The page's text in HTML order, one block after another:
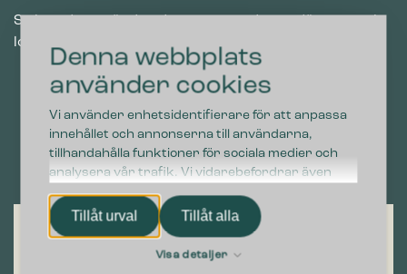
Denna webbplats
använder cookies
Vi använder enhetsidentifierare för att anpassa
innehållet och annonserna till användarna,
tillhandahålla funktioner för sociala medier och
analysera vår trafik. Vi vidarebefordrar även
sådana identifierare och annan information från
din enhet till de sociala medier och annons- och
analysföretag som vi samarbetar med. Dessa kan
i sin tur kombinera informationen med annan
Tillåt urval Tillåt alla
Visa detaljer
Se hur du använder den monterade gasdämparen i
locket och hur du byter den.
Videospelare